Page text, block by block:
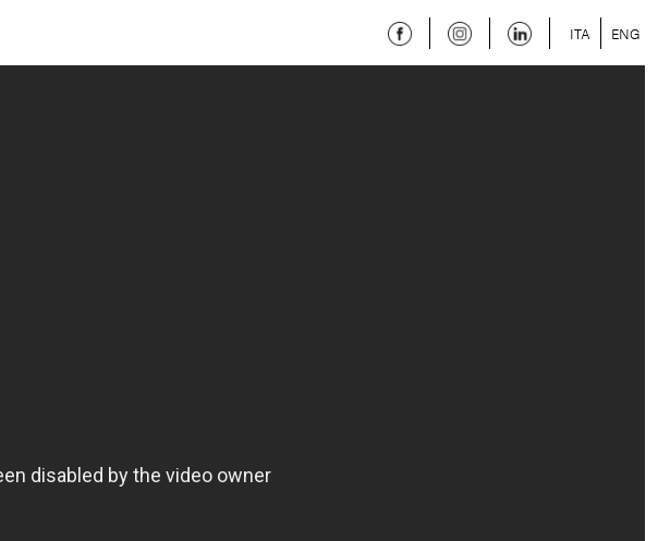
ITA ENG